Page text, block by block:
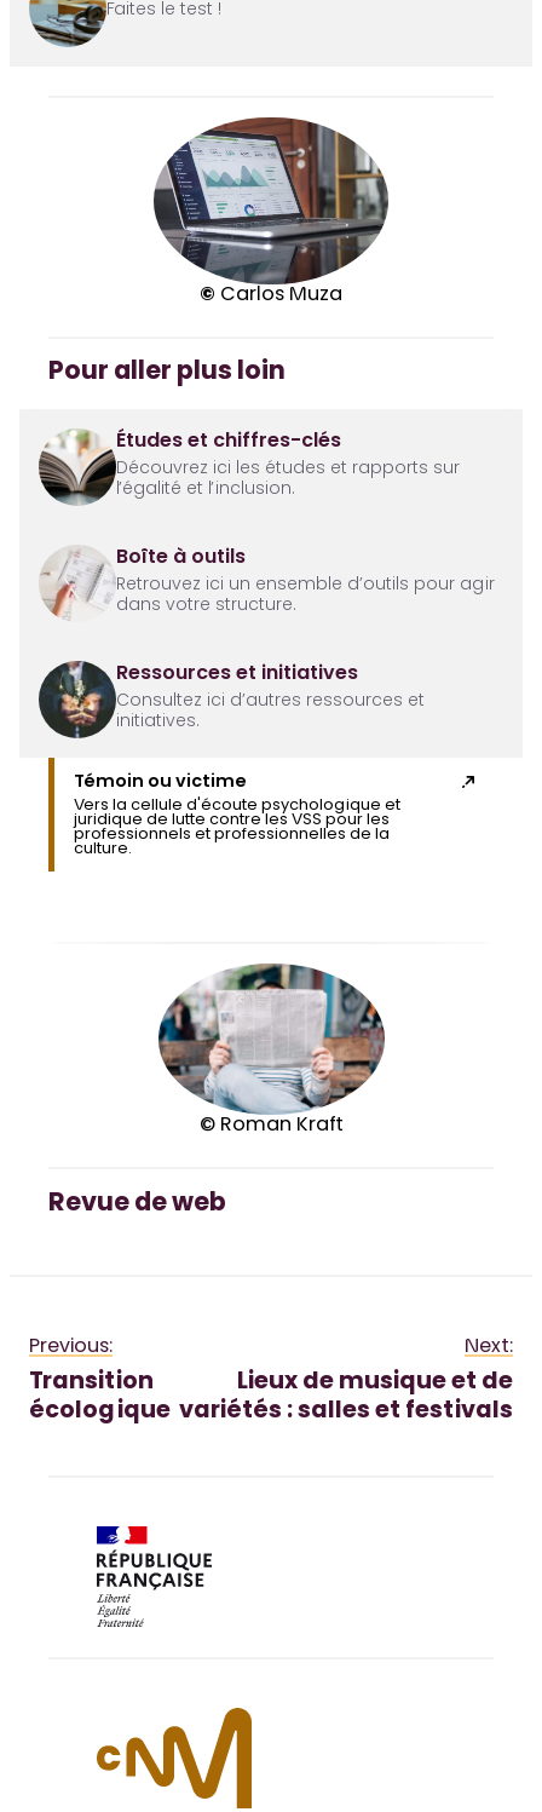
Faites le test !
© Carlos Muza
Pour aller plus loin
Études et chiffres-clés
Découvrez ici les études et rapports sur
l’égalité et l’inclusion.
Boîte à outils
Retrouvez ici un ensemble d’outils pour agir
dans votre structure.
Ressources et initiatives
Consultez ici d’autres ressources et
initiatives.
Témoin ou victime
Vers la cellule d'écoute psychologique et
juridique de lutte contre les VSS pour les
professionnels et professionnelles de la
culture.
© Roman Kraft
Revue de web
Previous:
Transition
écologique
Next:
Lieux de musique et de
variétés : salles et festivals